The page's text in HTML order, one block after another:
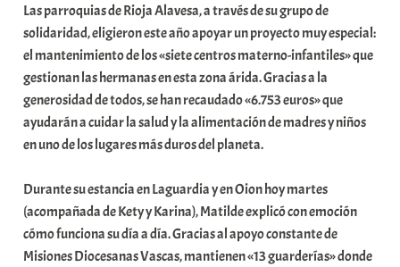
K
o
m
u
n
i
t
t
e
a
Las parroquias de Rioja Alavesa, a través de su grupo de
solidaridad, eligieron este año apoyar un proyecto muy especial:
el mantenimiento de los «siete centros materno-infantiles» que
gestionan las hermanas en esta zona árida. Gracias a la
generosidad de todos, se han recaudado «6.753 euros» que
ayudarán a cuidar la salud y la alimentación de madres y niños
en uno de los lugares más duros del planeta.
Durante su estancia en Laguardia y en Oion hoy martes
(acompañada de Kety y Karina), Matilde explicó con emoción
cómo funciona su día a día. Gracias al apoyo constante de
Misiones Diocesanas Vascas, mantienen «13 guarderías» donde